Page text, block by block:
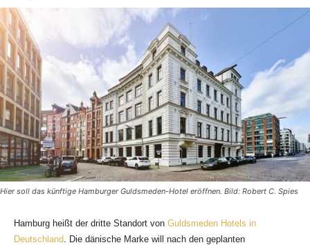
Hier soll das künftige Hamburger Guldsmeden-Hotel eröffnen. Bild: Robert C. Spies
Hamburg heißt der dritte Standort von Guldsmeden Hotels in
Deutschland . Die dänische Marke will nach den geplanten